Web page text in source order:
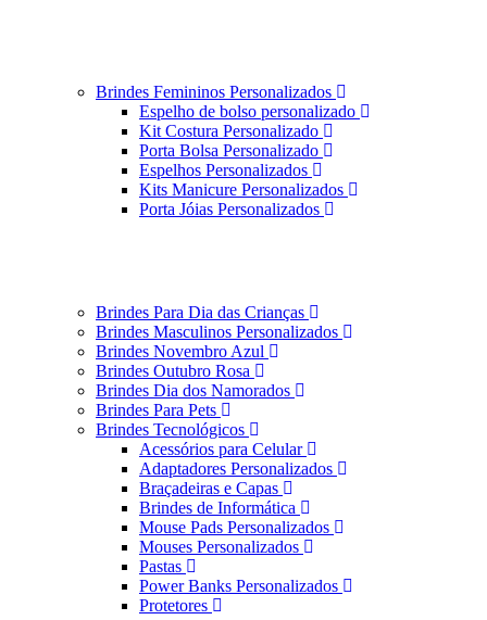
Brindes Femininos Personalizados
Espelho de bolso personalizado
Kit Costura Personalizado
Porta Bolsa Personalizado
Espelhos Personalizados
Kits Manicure Personalizados
Porta Jóias Personalizados
Brindes Para Dia das Crianças
Brindes Masculinos Personalizados
Brindes Novembro Azul
Brindes Outubro Rosa
Brindes Dia dos Namorados
Brindes Para Pets
Brindes Tecnológicos
Acessórios para Celular
Adaptadores Personalizados
Braçadeiras e Capas
Brindes de Informática
Mouse Pads Personalizados
Mouses Personalizados
Pastas
Power Banks Personalizados
Protetores